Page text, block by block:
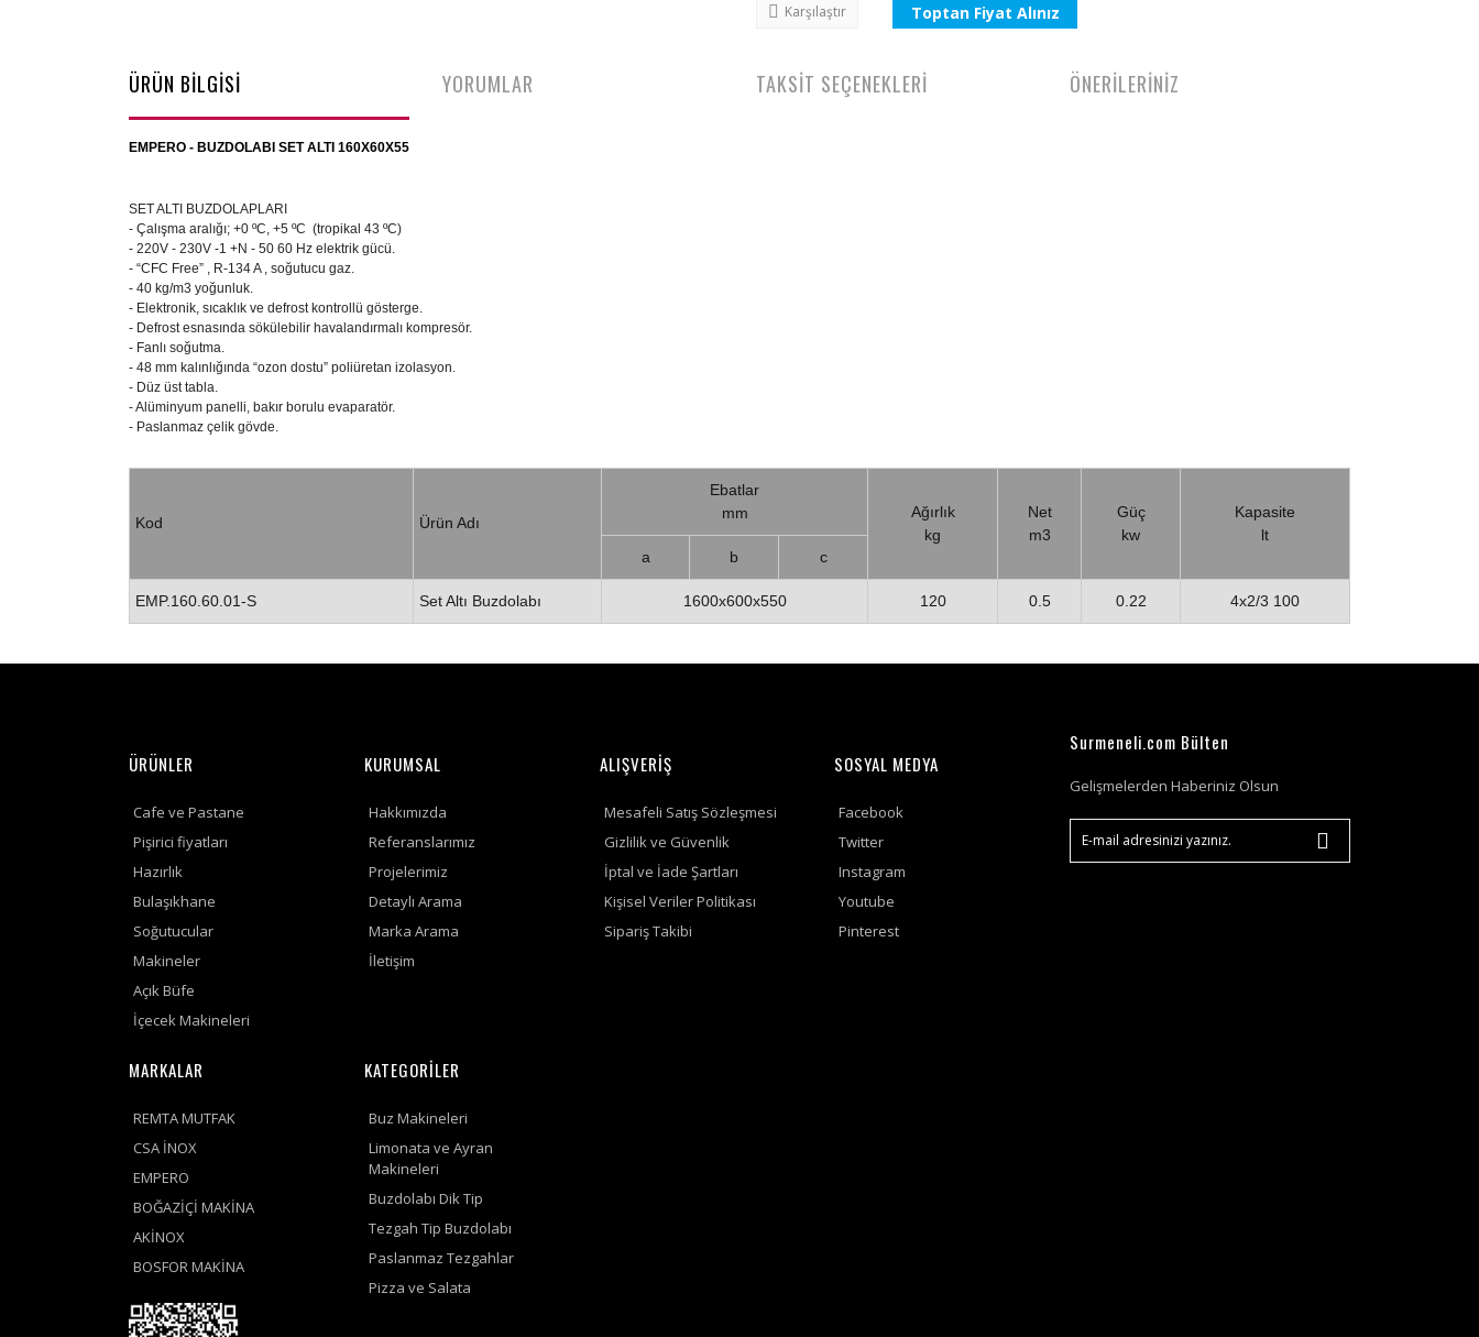
Karşılaştır Toptan Fiyat Alınız
ÜRÜN BİLGİSİ
EMPERO - BUZDOLABI SET ALTI 160X60X55
SET ALTI BUZDOLAPLARI
- Çalışma aralığı; +0 ºC, +5 ºC (tropikal 43 ºC)
- 220V - 230V -1 +N - 50 60 Hz elektrik gücü.
- “CFC Free” , R-134 A , soğutucu gaz.
- 40 kg/m3 yoğunluk.
- Elektronik, sıcaklık ve defrost kontrollü gösterge.
- Defrost esnasında sökülebilir havalandırmalı kompresör.
- Fanlı soğutma.
- 48 mm kalınlığında “ozon dostu” poliüretan izolasyon.
- Düz üst tabla.
- Alüminyum panelli, bakır borulu evaparatör.
- Paslanmaz çelik gövde.
Kod Ürün Adı
Ebatlar
mm
Ağırlık
kg
Net
m3
Güç
kw
Kapasite
lt
a
b c
EMP.160.60.01-S Set Altı Buzdolabı 1600x600x550 120 0.5 0.22 4x2/3 100
YORUMLAR TAKSİT SEÇENEKLERİ ÖNERİLERİNİZ
ÜRÜNLER
Cafe ve Pastane
Pişirici fiyatları
Hazırlık
Bulaşıkhane
Soğutucular
Makineler
Açık Büfe
İçecek Makineleri
KURUMSAL
Hakkımızda
Referanslarımız
Projelerimiz
Detaylı Arama
Marka Arama
İletişim
ALIŞVERİŞ
Mesafeli Satış Sözleşmesi
Gizlilik ve Güvenlik
İptal ve İade Şartları
Kişisel Veriler Politikası
Sipariş Takibi
SOSYAL MEDYA
Facebook
Twitter
Instagram
Youtube
Pinterest
MARKALAR
REMTA MUTFAK
CSA İNOX
EMPERO
BOĞAZİÇİ MAKİNA
AKİNOX
BOSFOR MAKİNA
KATEGORİLER
Buz Makineleri
Limonata ve Ayran
Makineleri
Buzdolabı Dik Tip
Tezgah Tip Buzdolabı
Paslanmaz Tezgahlar
Pizza ve Salata
Surmeneli.com Bülten
Gelişmelerden Haberiniz Olsun